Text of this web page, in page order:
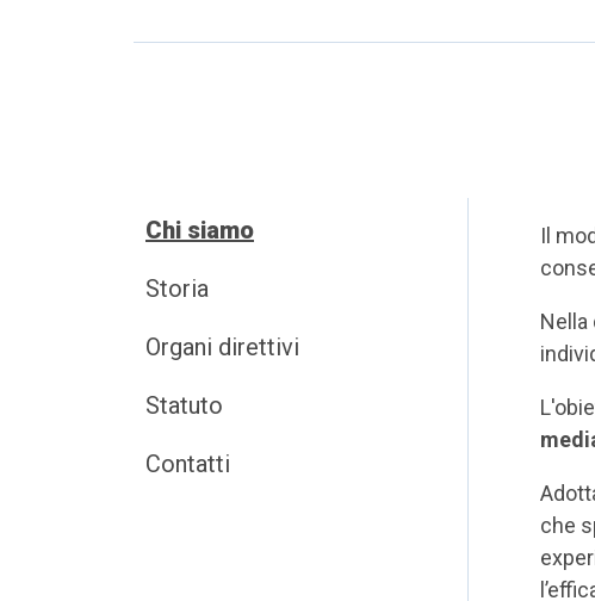
Chi siamo
Storia
Organi direttivi
Statuto
Contatti
Il
Nella
che